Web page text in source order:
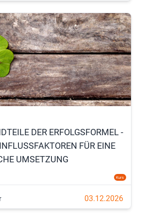
DER ERFOLGSFORMEL -
FÜR EINE
UMSETZUNG
Kurs
03.12.2026